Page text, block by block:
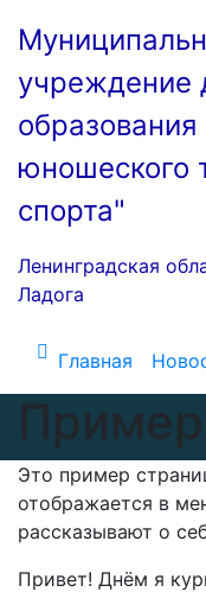
содержимому
учреждение
юношеского
спорта"
Ленинградская
Ладога
Главная
Это пример
отображается в
рассказывают о
Привет! Днём я